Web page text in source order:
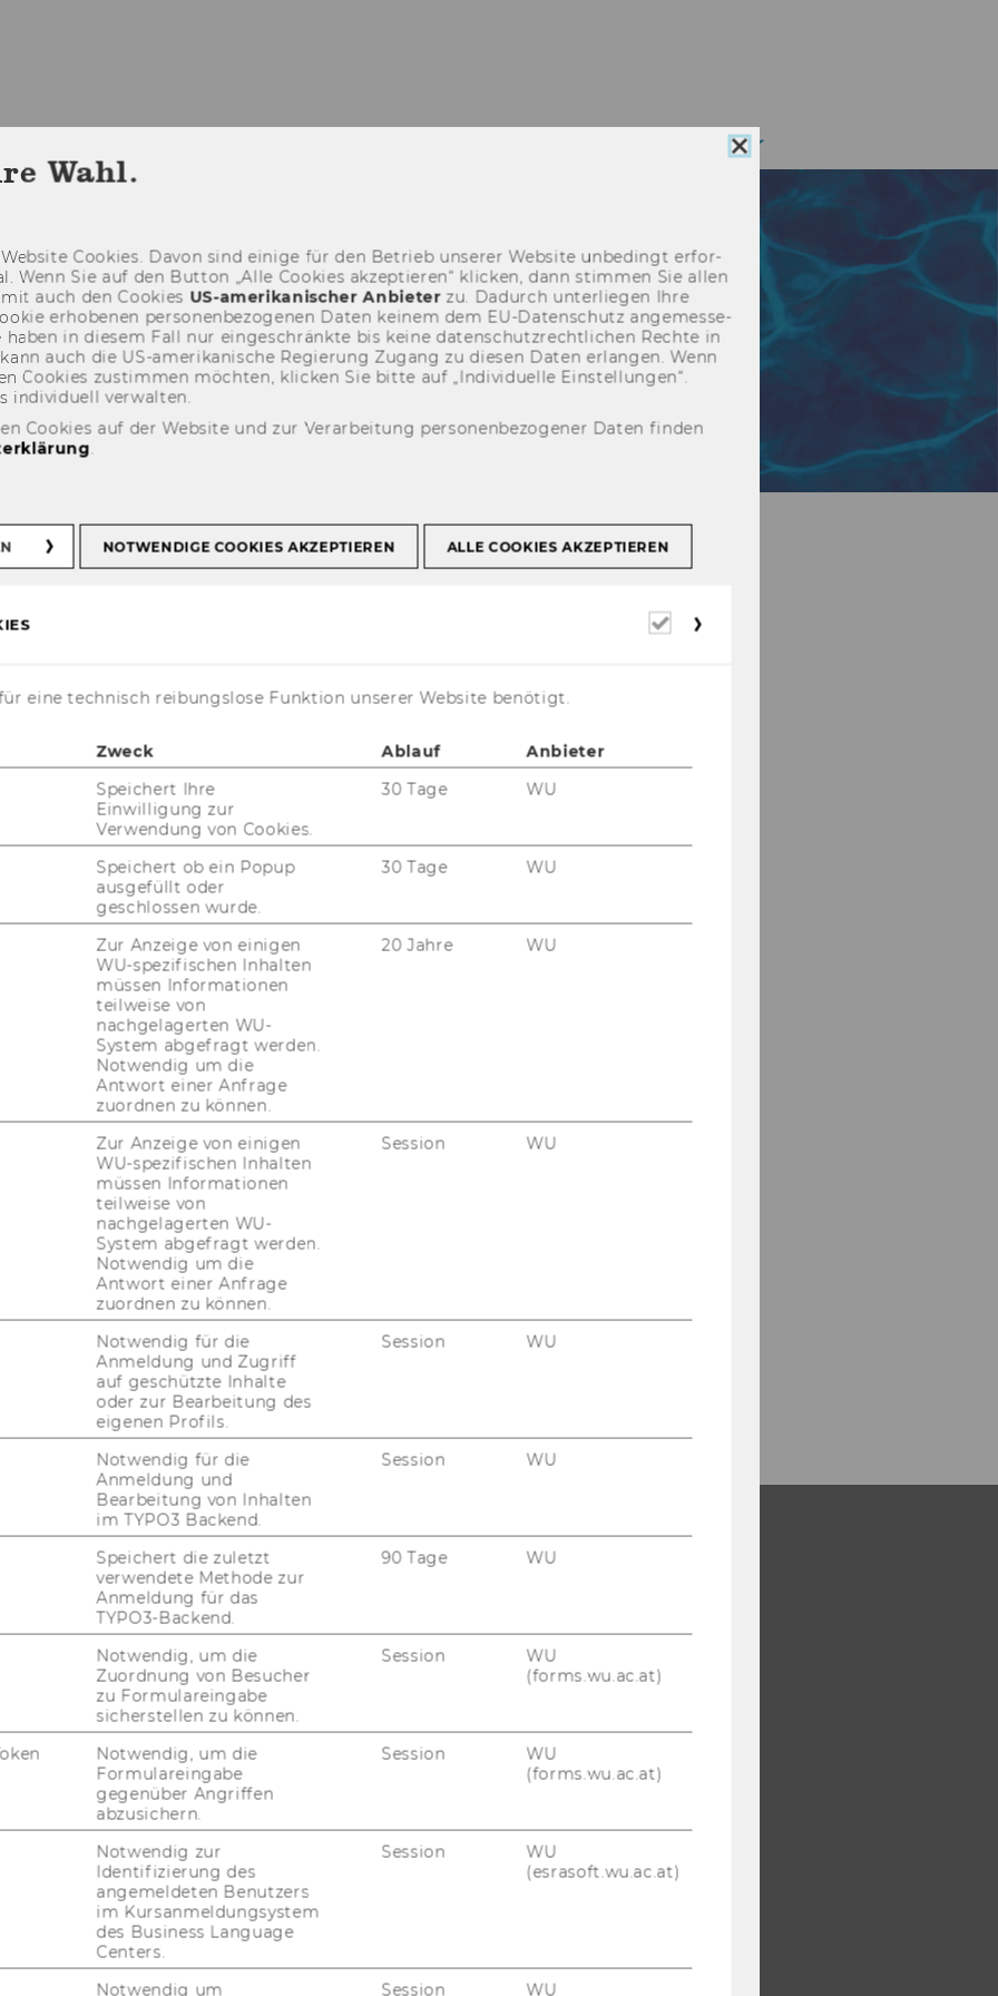
IMPRESSIONEN
2026
zwei Dinge aus: Fach­li­che Ex­zel­
soll diese Tra­di­ti­on nun­mehr
Im "Schloss­ho­tel Mond­see" fin­den
Ver­an­stal­tung die­ser Größe und
- Martin Spitzer
PROGRAMM
WERKSTATT 2026
SEMINAR 2026
OGH CERCLE 2026
CHRONIK
IMPRESSIONEN
MONDSEE
RÜCKBLICK 2025
Cookie
Consent
schließen
Wahl.
Coo­kies. Davon sind ei­ni­ge für den Be­trieb un­se­rer Web­site un­be­dingt er­for­
Wenn Sie auf den But­ton „Alle Coo­kies ak­zep­tie­ren“ kli­cken, dann stim­men Sie allen
auch den Coo­kies US-​amerikanischer An­bie­terzu. Da­durch un­ter­lie­gen Ihre
er­ho­be­nen per­so­nen­be­zo­ge­nen Daten kei­nem dem EU-​Datenschutz an­ge­mes­se­
haben in die­sem Fall nur ein­ge­schränk­te bis keine da­ten­schutz­recht­li­chen Rech­te in
auch die US-​amerikanische Re­gie­rung Zu­gang zu die­sen Daten er­lan­gen. Wenn
Coo­kies zu­stim­men möch­ten, kli­cken Sie bitte auf „In­di­vi­du­el­le Ein­stel­lun­gen“.
in­di­vi­du­ell ver­wal­ten.
Cookies auf der Website und zur Verarbeitung personenbezogener Daten finden
.
NOTWENDIGE COOKIES AKZEPTIEREN ALLE COOKIES AKZEPTIEREN
Erforderliche
eine technisch reibungslose Funktion unserer Website benötigt.
Zweck Ablauf
Anbieter
Speichert Ihre
Einwilligung zur
Verwendung von Cookies.
30 Tage WU
Speichert ob ein Popup
ausgefüllt oder
geschlossen wurde.
30 Tage WU
Zur Anzeige von einigen
WU-spezifischen Inhalten
müssen Informationen
teilweise von
nachgelagerten WU-
System abgefragt werden.
Notwendig um die
Antwort einer Anfrage
zuordnen zu können.
20 Jahre WU
Zur Anzeige von einigen
WU-spezifischen Inhalten
müssen Informationen
teilweise von
nachgelagerten WU-
System abgefragt werden.
Notwendig um die
Antwort einer Anfrage
zuordnen zu können.
Session WU
Notwendig für die
Anmeldung und Zugriff
auf geschützte Inhalte
oder zur Bearbeitung des
eigenen Profils.
Session WU
Notwendig für die
Anmeldung und
Bearbeitung von Inhalten
im TYPO3 Backend.
Session WU
Speichert die zuletzt
verwendete Methode zur
Anmeldung für das
TYPO3-Backend.
90 Tage WU
Notwendig, um die
Zuordnung von Besucher
zu Formulareingabe
sicherstellen zu können.
Session
WU
(forms.wu.ac.at)
Notwendig, um die
Formulareingabe
gegenüber Angriffen
abzusichern.
Session
WU
(forms.wu.ac.at)
Notwendig zur
Identifizierung des
angemeldeten Benutzers
im Kursanmeldungsystem
des Business Language
Centers.
Session
WU
(esrasoft.wu.ac.at)
Notwendig um
Session
WU